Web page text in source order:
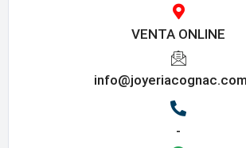
VENTA ONLINE
-